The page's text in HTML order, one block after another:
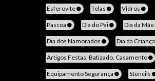
Esferovite Telas Vidros
Pascoa Dia do Pai Dia da Mãe
Dia dos Namorados Dia da Criança
Artigos Festas, Batizado, Casamento
Equipamento Segurança Stencils